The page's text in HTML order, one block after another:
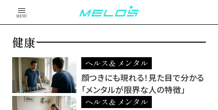
MENU
健康
ヘルス＆メンタル
顔つきにも現れる！見た目で分かる
「メンタルが限界な人の特徴」
ヘルス＆メンタル